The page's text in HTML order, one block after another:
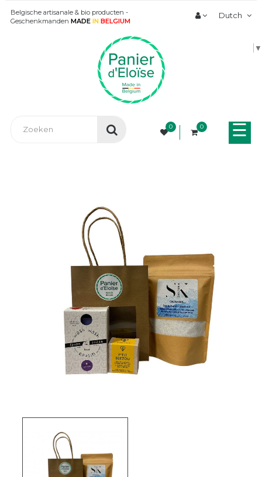
Belgische artisanale & bio producten -
Geschenkmanden MADE IN BELGIUM
Dutch
▼
0 0 ☰